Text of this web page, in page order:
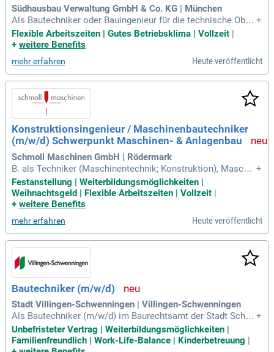
Südhausbau Verwaltung GmbH & Co. KG | München
Als Bautechniker oder Bauingenieur für die technische Obje
ktverwaltung (m/w/d) sind Sie der wichtige Ansprechpartner
für technische Fragen im WEG-Management. Sie übernehme
edarfsermittlung und Budgetierung von Instandsetzungs- un
d Modernisierungsprojekten im Geschosswohnungsbau. Da
bei koordinieren Sie externe Planer und Fachingenieure und
erstellen Ingenieur- und Werkverträge. In Ihrer Rolle agieren
Sie als Eigentümervertreter und führen die am Bau beteiligte
n Fachplaner und Firmen. Zudem sind Sie verantwortlich für
die Projekt- und Kostenkontrolle sowie Schadensbegutacht
ungen. Eine Ausbildung oder ein Studium als Hochbautechn
iker oder Bauingenieur runden Ihr Profil ab.
+
Flexible Arbeitszeiten | Gutes Betriebsklima | Vollzeit
+ weitere Benefits
mehr erfahren Heute veröffentlicht
Konstruktionsingenieur / Maschinenbautechniker
(m/w/d) Schwerpunkt Maschinen- & Anlagenbau
Schmoll Maschinen GmbH | Rödermark
B. als Techniker (Maschinentechnik; Konstruktion), Maschin
enbautechniker (m⁠/⁠w⁠/⁠d) oder eine vergleichbare Qualifikatio
n; Erste Berufserfahrung im Bereich Konstruktion ist wünsc
henswert; Gute Kenntnisse in der 3D-CAD-Konstruktion, idea
+
Festanstellung | Weiterbildungsmöglichkeiten |
Weihnachtsgeld | Flexible Arbeitszeiten | Vollzeit |
+ weitere Benefits
mehr erfahren Heute veröffentlicht
Bautechniker (m/w/d)
Stadt Villingen-Schwenningen | Villingen-Schwenningen
Als Bautechniker (m/w/d) im Baurechtsamt der Stadt Schw
enningen sorgen Sie für die reibungslose Bearbeitung von B
auanträgen und -voranfragen. Ihre Aufgaben umfassen die D
urchführung von Baukontrollen und Bauüberwachungen gem
+
Unbefristeter Vertrag | Weiterbildungsmöglichkeiten |
Familienfreundlich | Work-Life-Balance | Kinderbetreuung |